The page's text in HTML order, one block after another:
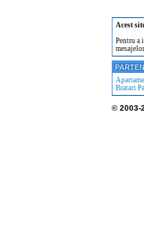
Acest
Pentru a
Bratari
© 2003-